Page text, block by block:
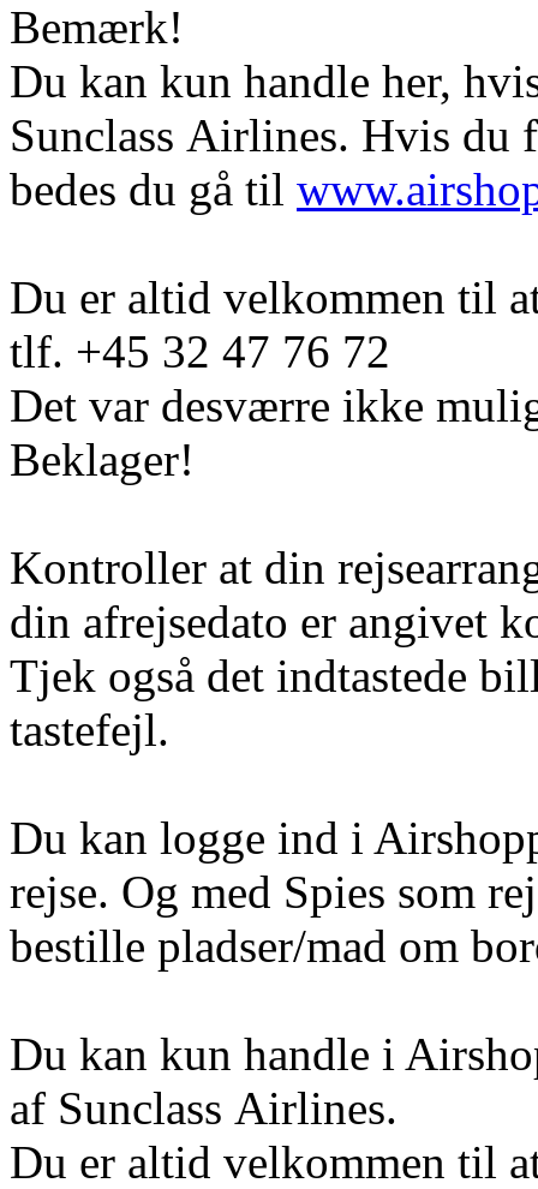
Bemærk!
Du kan kun handle her,
Sunclass Airlines. Hvis du
bedes du gå til
Du er altid velkommen til
tlf. +45 32 47 76 72
Det var desværre ikke
Beklager!
Kontroller at din
din afrejsedato er angivet
Tjek også det indtastede
tastefejl.
Du kan logge ind i
rejse. Og med Spies som
bestille pladser/mad om
Du kan kun handle i
af Sunclass Airlines.
Du er altid velkommen til